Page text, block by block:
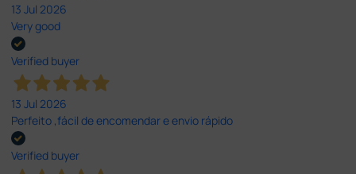
13 Jul 2026
Very good
Verified buyer
13 Jul 2026
Perfeito ,fácil de encomendar e envio rápido
Verified buyer